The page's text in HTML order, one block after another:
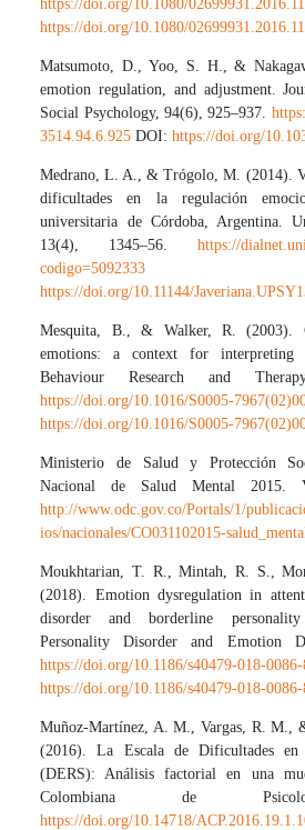
https://doi.org/10.1080/
https://doi.org/10.1080/
Matsumoto, D., Yoo, S. H., &
emotion regulation, and adjustment.
Social Psychology, 94(6), 925–937.
3514.94.6.925 DOI:https://doi.org/
Medrano, L. A., & Trógolo, M. (2014).
dificultades en la regulación
universitaria de Córdoba, Argentina.
13(4), 1345–56. https://
codigo=5092333
https://doi.org/10.11144/
Mesquita, B., & Walker, R. (2003).
emotions: a context for interpreting
Behaviour Research and
https://doi.org/10.1016/S0005-
https://doi.org/10.1016/S0005-
Ministerio de Salud y Protección
Nacional de Salud Mental 2015.
http://www.odc.gov.co/Portals/1/
ios/nacionales/CO031102015-
Moukhtarian, T. R., Mintah, R. S.,
(2018). Emotion dysregulation in
disorder and borderline
Personality Disorder and Emotion
https://doi.org/10.1186/s40479-018-
https://doi.org/10.1186/s40479-018-
Muñoz-Martínez, A. M., Vargas, R. M.,
(2016). La Escala de Dificultades en
(DERS): Análisis factorial en una
Colombiana de
https://doi.org/10.14718/